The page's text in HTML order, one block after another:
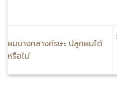
ผมบางกลางศีรษะ ปลูกผมได้
หรือไม่